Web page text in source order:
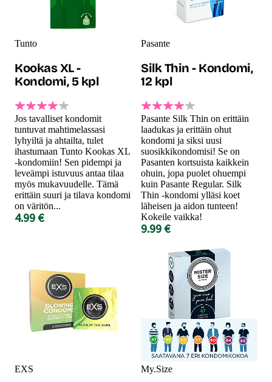
Tunto
Kookas XL -
Kondomi, 5 kpl
Jos tavalliset kondomit
tuntuvat mahtimelassasi
lyhyiltä ja ahtailta, tulet
ihastumaan Tunto Kookas XL
-kondomiin! Sen pidempi ja
leveämpi istuvuus antaa tilaa
myös mukavuudelle. Tämä
erittäin suuri ja tilava kondomi
on väritön...
4.99 €
Pasante
Silk Thin - Kondomi,
12 kpl
Pasante Silk Thin on erittäin
laadukas ja erittäin ohut
kondomi ja siksi uusi
suosikkikondomisi! Se on
Pasanten kortsuista kaikkein
ohuin, jopa puolet ohuempi
kuin Pasante Regular. Silk
Thin -kondomi ylläsi koet
läheisen ja aidon tunteen!
Kokeile vaikka!
9.99 €
EXS My.Size